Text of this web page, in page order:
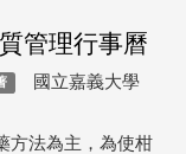
管理行事曆
國立嘉義大學
方法為主，為使柑